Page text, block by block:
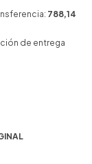
788,14
de entrega